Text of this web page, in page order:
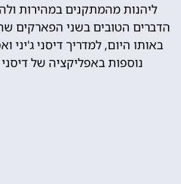
ליהנות מהמתקנים במהירות
הדברים הטובים בשני הפארקים
באותו היום, למדריך דיסני ג'יני
נוספות באפליקציה של